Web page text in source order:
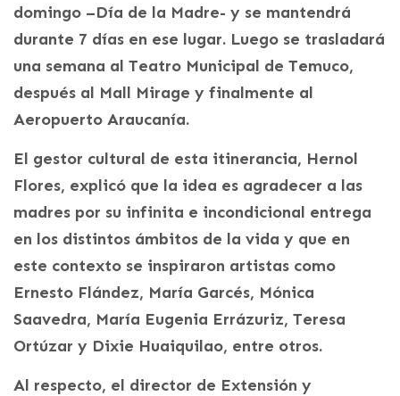
domingo –Día de la Madre- y se mantendrá
durante 7 días en ese lugar. Luego se trasladará
una semana al Teatro Municipal de Temuco,
después al Mall Mirage y finalmente al
Aeropuerto Araucanía.
El gestor cultural de esta itinerancia, Hernol
Flores, explicó que la idea es agradecer a las
madres por su infinita e incondicional entrega
en los distintos ámbitos de la vida y que en
este contexto se inspiraron artistas como
Ernesto Flández, María Garcés, Mónica
Saavedra, María Eugenia Errázuriz, Teresa
Ortúzar y Dixie Huaiquilao, entre otros.
Al respecto, el director de Extensión y